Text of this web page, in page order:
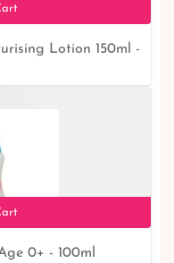
Lotion 150ml -
One
0+ - 100ml